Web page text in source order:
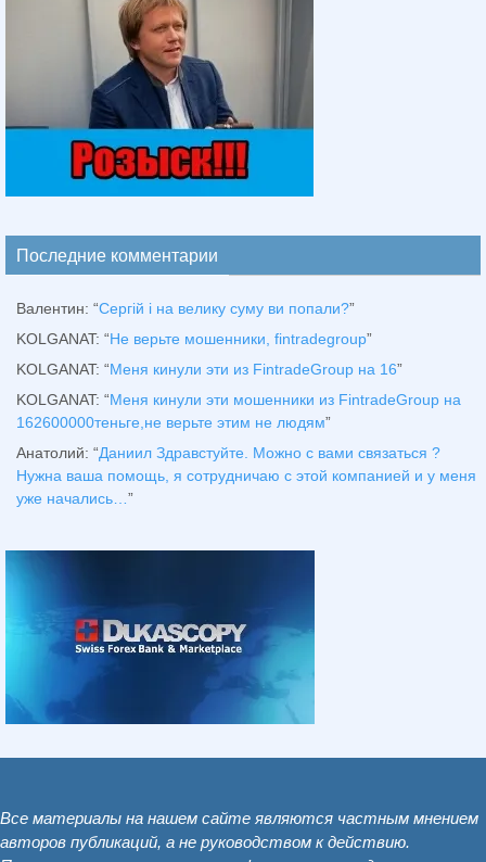
Последние комментарии
Валентин: “Сергій і на велику суму ви попали?”
KOLGANAT: “Не верьте мошенники, fintradegroup”
KOLGANAT: “Меня кинули эти из FintradeGroup на 16”
KOLGANAT: “Меня кинули эти мошенники из FintradeGroup на
162600000теньге,не верьте этим не людям”
Анатолий: “Даниил Здравстуйте. Можно с вами связаться ?
Нужна ваша помощь, я сотрудничаю с этой компанией и у меня
уже начались… ”
Все материалы на нашем сайте являются частным мнением
авторов публикаций, а не руководством к действию.